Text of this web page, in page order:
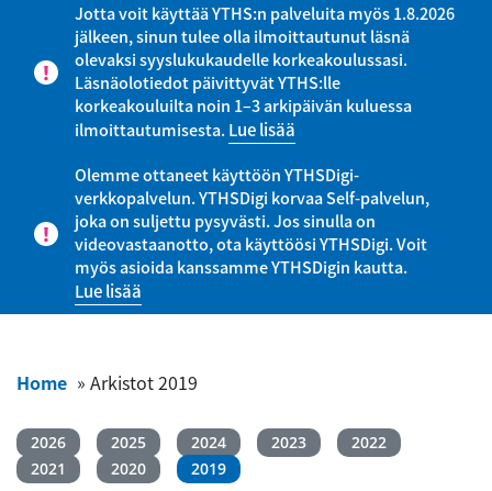
Jotta voit käyttää YTHS:n palveluita myös 1.8.2026
jälkeen, sinun tulee olla ilmoittautunut läsnä
olevaksi syyslukukaudelle korkeakoulussasi.
Läsnäolotiedot päivittyvät YTHS:lle
korkeakouluilta noin 1–3 arkipäivän kuluessa
ilmoittautumisesta.Lue lisää
Olemme ottaneet käyttöön YTHSDigi-
verkkopalvelun. YTHSDigi korvaa Self-palvelun,
joka on suljettu pysyvästi. Jos sinulla on
videovastaanotto, ota käyttöösi YTHSDigi. Voit
myös asioida kanssamme YTHSDigin kautta.
Lue lisää
Home » Arkistot 2019
2026 2025 2024 2023
2022
2021
2020 2019